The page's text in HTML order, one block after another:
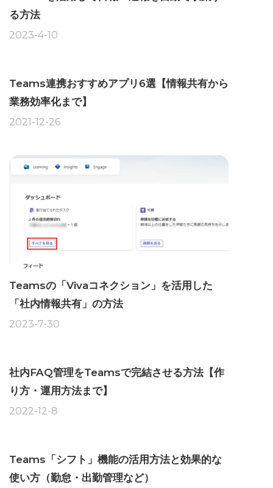
る方法
2023-4-10
Teams連携おすすめアプリ6選【情報共有から
業務効率化まで】
2021-12-26
Teamsの「Vivaコネクション」を活用した
「社内情報共有」の方法
2023-7-30
社内FAQ管理をTeamsで完結させる方法【作
り方・運用方法まで】
2022-12-8
Teams「シフト」機能の活用方法と効果的な
使い方（勤怠・出勤管理など）